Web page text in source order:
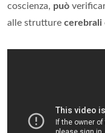
coscienza, può
alle strutture cerebrali